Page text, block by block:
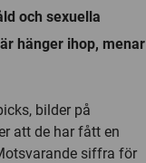
och sexuella
hänger ihop, menar
bilder på
att de har fått en
siffra för